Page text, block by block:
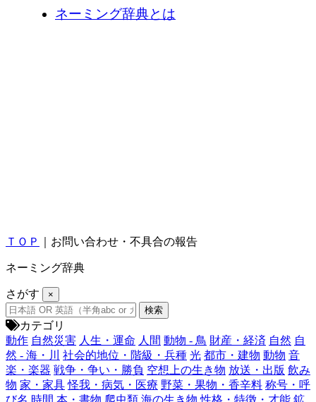
ネーミング辞典とは
ＴＯＰ ｜お問い合わせ・不具合の報告
ネーミング辞典
さがす ×
カテゴリ
動作 自然災害 人生・運命 人間 動物 - 鳥 財産・経済 自然 自
然 - 海・川
社会的地位・階級・兵種 光 都市・建物 動物 音
楽・楽器 戦争・争い・勝負 空想上の生き物 放送・出版 飲み
物 家・家具 怪我・病気・医療 野菜・果物・香辛料 称号・呼
び名 時間 本・書物 爬虫類 海の生き物 性格・特徴・才能 鉱